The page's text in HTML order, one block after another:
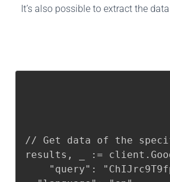
It’s also possible to extract the
// Get data of the
results, _ :=